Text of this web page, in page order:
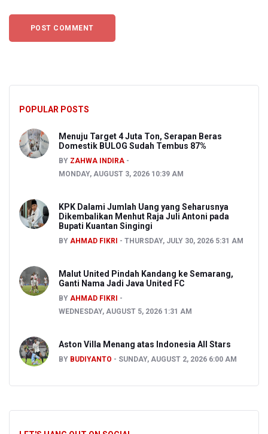
POPULAR POSTS
Menuju Target 4 Juta Ton, Serapan Beras
Domestik BULOG Sudah Tembus 87%
BY ZAHWA INDIRA
MONDAY, AUGUST 3, 2026 10:39 AM
KPK Dalami Jumlah Uang yang Seharusnya
Dikembalikan Menhut Raja Juli Antoni pada
Bupati Kuantan Singingi
BY AHMAD FIKRI THURSDAY, JULY 30, 2026 5:31 AM
Malut United Pindah Kandang ke Semarang,
Ganti Nama Jadi Java United FC
BY AHMAD FIKRI
WEDNESDAY, AUGUST 5, 2026 1:31 AM
Aston Villa Menang atas Indonesia All Stars
BY BUDIYANTO SUNDAY, AUGUST 2, 2026 6:00 AM